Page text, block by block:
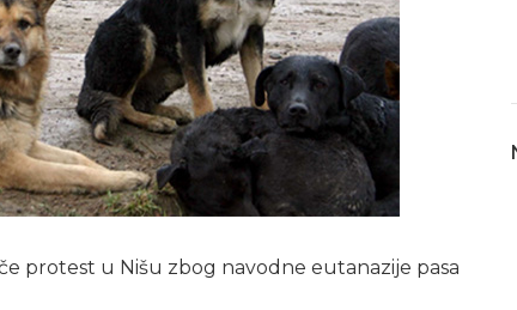
protest u Nišu zbog navodne eutanazije pasa